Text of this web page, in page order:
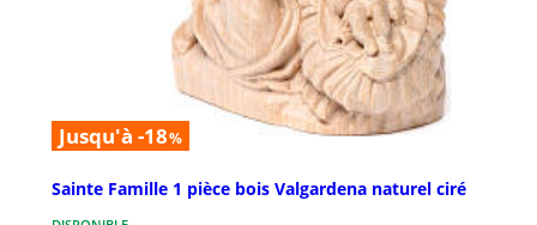
Jusqu'à -18%
Sainte Famille 1 pièce bois Valgardena naturel ciré